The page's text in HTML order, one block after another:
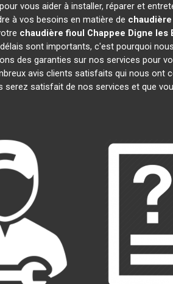
vous aider à installer, réparer et
à vos besoins en matière de
chaudière fioul Chappee Digne les
sont importants, c'est pourquoi
des garanties sur nos services pour
avis clients satisfaits qui nous ont
serez satisfait de nos services et que